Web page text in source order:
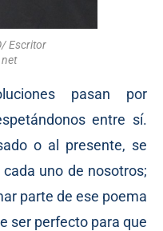
Escritor
pasan por
entre sí.
o al presente, se
uno de nosotros;
parte de ese poema
ser perfecto para que